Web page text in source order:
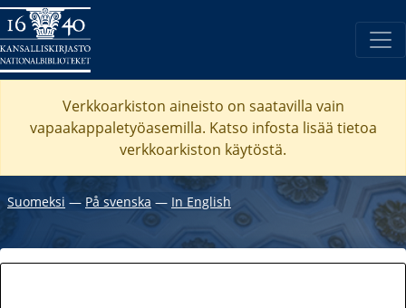
Verkkoarkiston aineisto on saatavilla vain
vapaakappaletyöasemilla. Katso infosta lisää tietoa
verkkoarkiston käytöstä.
Suomeksi ― På svenska ― In English